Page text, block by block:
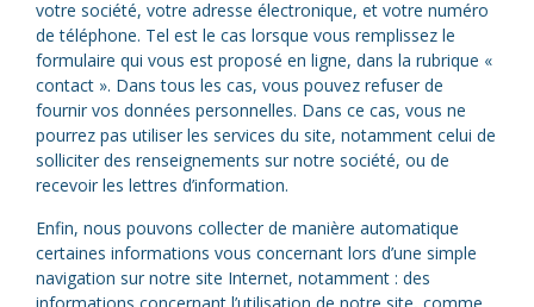
votre société, votre adresse électronique, et votre numéro
de téléphone. Tel est le cas lorsque vous remplissez le
formulaire qui vous est proposé en ligne, dans la rubrique «
contact ». Dans tous les cas, vous pouvez refuser de
fournir vos données personnelles. Dans ce cas, vous ne
pourrez pas utiliser les services du site, notamment celui de
solliciter des renseignements sur notre société, ou de
recevoir les lettres d’information.
Enfin, nous pouvons collecter de manière automatique
certaines informations vous concernant lors d’une simple
navigation sur notre site Internet, notamment : des